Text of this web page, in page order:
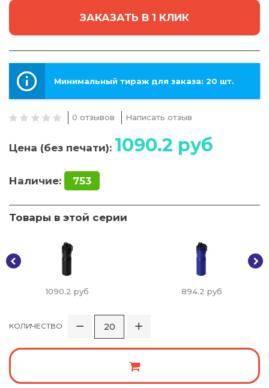
ЗАКАЗАТЬ В 1 КЛИК
Минимальный тираж для заказа: 20 шт.
0 отзывов Написать отзыв
Цена (без печати): 1090.2 руб
Наличие: 753
Товары в этой серии
1090.2 руб 894.2 руб
КОЛИЧЕСТВО